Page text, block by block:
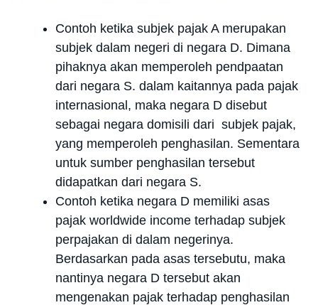
Contoh ketika subjek pajak A merupakan
subjek dalam negeri di negara D. Dimana
pihaknya akan memperoleh pendpaatan
dari negara S. dalam kaitannya pada pajak
internasional, maka negara D disebut
sebagai negara domisili dari subjek pajak,
yang memperoleh penghasilan. Sementara
untuk sumber penghasilan tersebut
didapatkan dari negara S.
Contoh ketika negara D memiliki asas
pajak worldwide income terhadap subjek
perpajakan di dalam negerinya.
Berdasarkan pada asas tersebutu, maka
nantinya negara D tersebut akan
mengenakan pajak terhadap penghasilan